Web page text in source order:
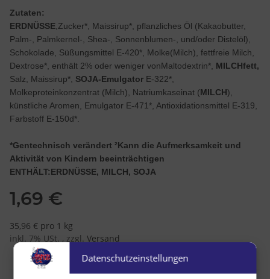
Zutaten:
ERDNÜSSE ,Zucker*, Maissirup*, pflanzliches Öl (Kakaobutter,
Palm-, Palmkernel-, Shea-, Sonnenblumen-, und/oder Distelöl),
Schokolade, Süßungsmittel E-420*, Molke(Milch), fettfreie Milch,
Dextrose*, enthält 2% oder weniger vonMaltodextrin*, MILCHfett,
Salz, Maissirup*, SOJA-Emulgator E-322*,
Molkeproteinkonzentrat (Milch), Natriumkaseinat (MILCH),
künstliche Aromen, Emulgator E-471*, Antioxidationsmittel E-319,
Farbstoff E-150d*.
*Gentechnisch verändert ²Kann die Aufmerksamkeit und
Aktivität von Kindern beeinträchtigen
ENTHÄLT:ERDNÜSSE, MILCH, SOJA
1,69 €
35,96 € pro 1 kg
inkl. 7% USt. , zzgl. Versand
Datenschutzeinstellungen